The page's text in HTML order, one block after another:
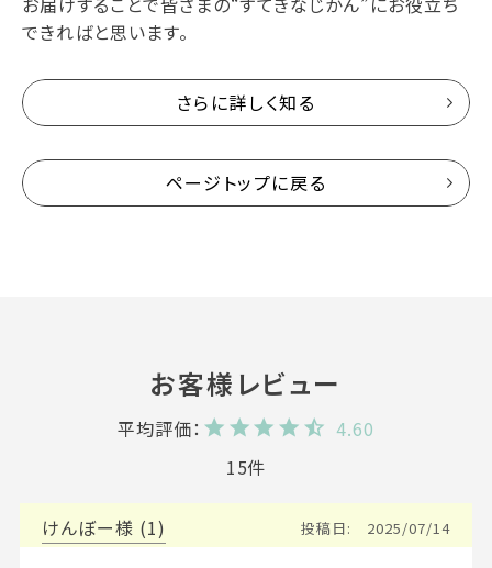
できればと思います。
さらに詳しく知る
ページトップに戻る
4.60
15
けんぼー 1 投稿日 2025/07/14